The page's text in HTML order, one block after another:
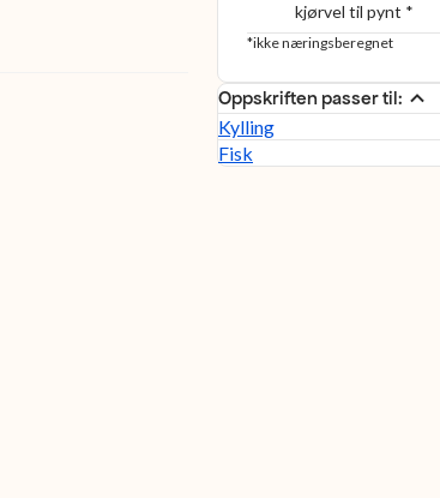
kjørvel til pynt *
*ikke næringsberegnet
Oppskriften passer til:
Kylling
Fisk